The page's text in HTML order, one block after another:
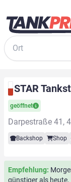
Suche
STAR
geöffnet
Darpestraße 41,
Backshop Shop
Empfehlung:
günstiger als heute.